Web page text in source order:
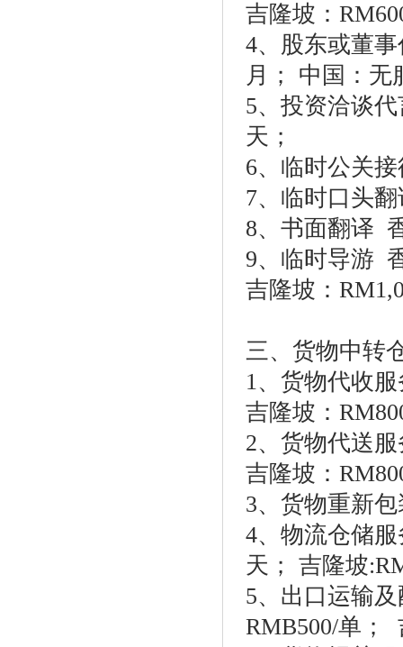
吉隆坡：
4、股东或董
月； 中国：无
5、投资洽谈
天；
6、临时公关
7、临时口头
8、书面翻译
9、临时导游
吉隆坡：
三、货物中转
1、货物代收
吉隆坡：
2、货物代送
吉隆坡：
3、货物重新
4、物流仓储
天； 吉隆坡
5、出口运输
RMB500/单；